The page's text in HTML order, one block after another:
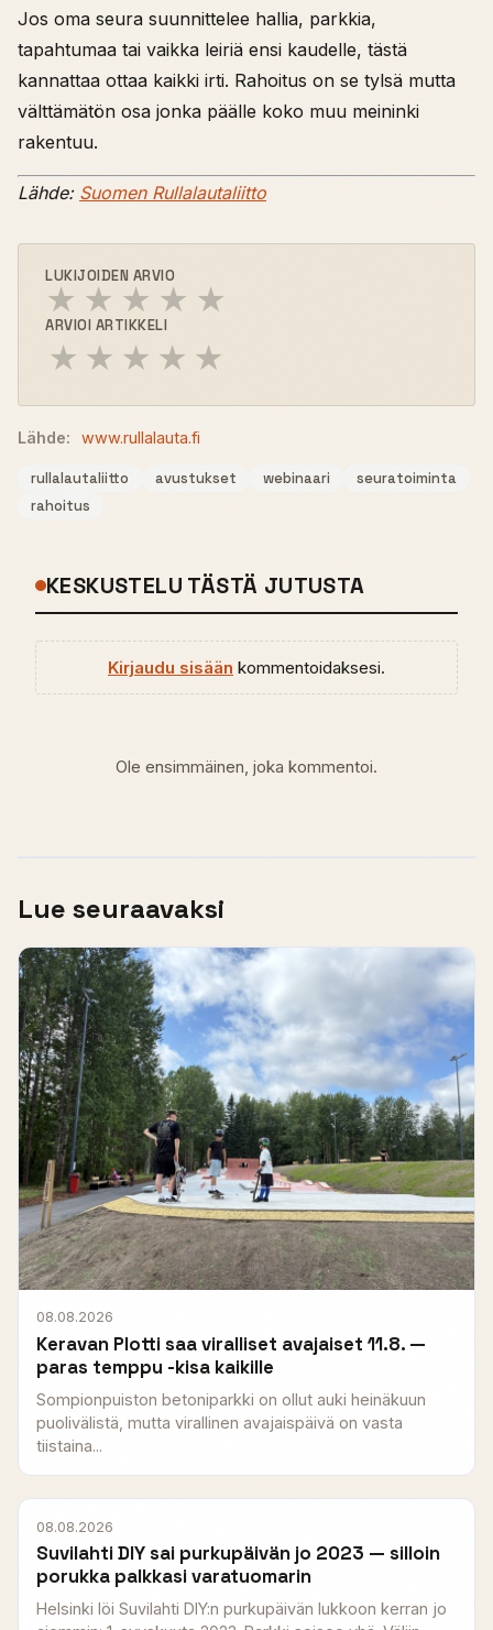
Jos oma seura suunnittelee hallia, parkkia,
tapahtumaa tai vaikka leiriä ensi kaudelle, tästä
kannattaa ottaa kaikki irti. Rahoitus on se tylsä mutta
välttämätön osa jonka päälle koko muu meininki
rakentuu.
Lähde: Suomen Rullalautaliitto
LUKIJOIDEN ARVIO
★ ★ ★ ★ ★
ARVIOI ARTIKKELI
★ ★ ★ ★ ★
Lähde: www.rullalauta.fi
rullalautaliitto avustukset webinaari
seuratoiminta
rahoitus
KESKUSTELU TÄSTÄ JUTUSTA
Kirjaudu sisään kommentoidaksesi.
Ole ensimmäinen, joka kommentoi.
Lue seuraavaksi
08.08.2026
Keravan Plotti saa viralliset avajaiset 11.8. —
paras temppu -kisa kaikille
Sompionpuiston betoniparkki on ollut auki heinäkuun
puolivälistä, mutta virallinen avajaispäivä on vasta
tiistaina...
08.08.2026
Suvilahti DIY sai purkupäivän jo 2023 — silloin
porukka palkkasi varatuomarin
Helsinki löi Suvilahti DIY:n purkupäivän lukkoon kerran jo